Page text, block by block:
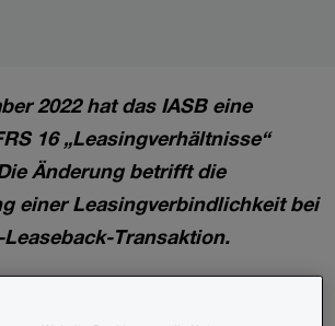
2022 hat das IASB eine
16 „Leasingverhältnisse“
Änderung betrifft die
einer Leasingverbindlichkeit bei
Transaktion.